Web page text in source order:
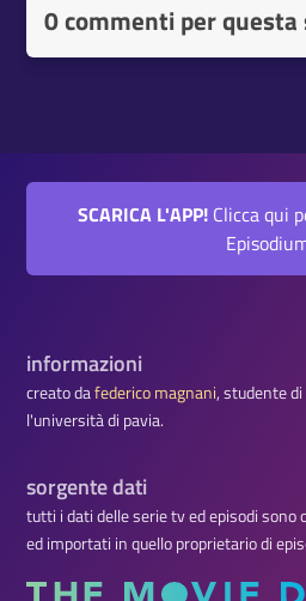
0 commenti per questa
SCARICA L'APP!Clicca qui
informazioni
creato dafederico magnani, studente
l'università di pavia.
sorgente dati
tutti i dati delle serie tv ed episodi
ed importati in quello proprietario di